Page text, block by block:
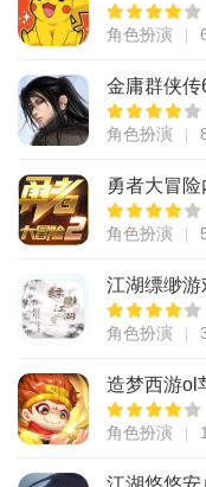
角色扮演
金庸群侠传
角色扮演
勇者大冒险
角色扮演
江湖缥缈游
角色扮演
造梦西游ol
角色扮演